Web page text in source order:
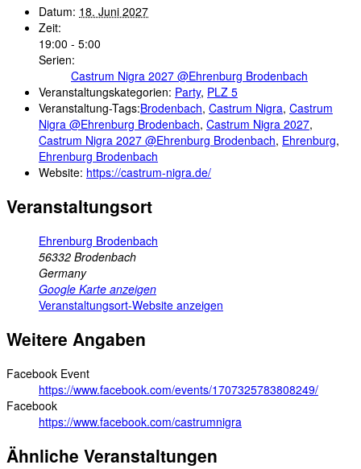
Datum: 18. Juni 2027
Zeit:
19:00 - 5:00
Serien:
Castrum Nigra 2027 @Ehrenburg Brodenbach
Veranstaltungskategorien: Party, PLZ 5
Veranstaltung-Tags:Brodenbach, Castrum Nigra, Castrum
Nigra @Ehrenburg Brodenbach, Castrum Nigra 2027,
Castrum Nigra 2027 @Ehrenburg Brodenbach, Ehrenburg,
Ehrenburg Brodenbach
Website: https://castrum-nigra.de/
Veranstaltungsort
Ehrenburg Brodenbach
56332 Brodenbach
Germany
Google Karte anzeigen
Veranstaltungsort-Website anzeigen
Weitere Angaben
Facebook Event
https://www.facebook.com/events/1707325783808249/
Facebook
https://www.facebook.com/castrumnigra
Ähnliche Veranstaltungen